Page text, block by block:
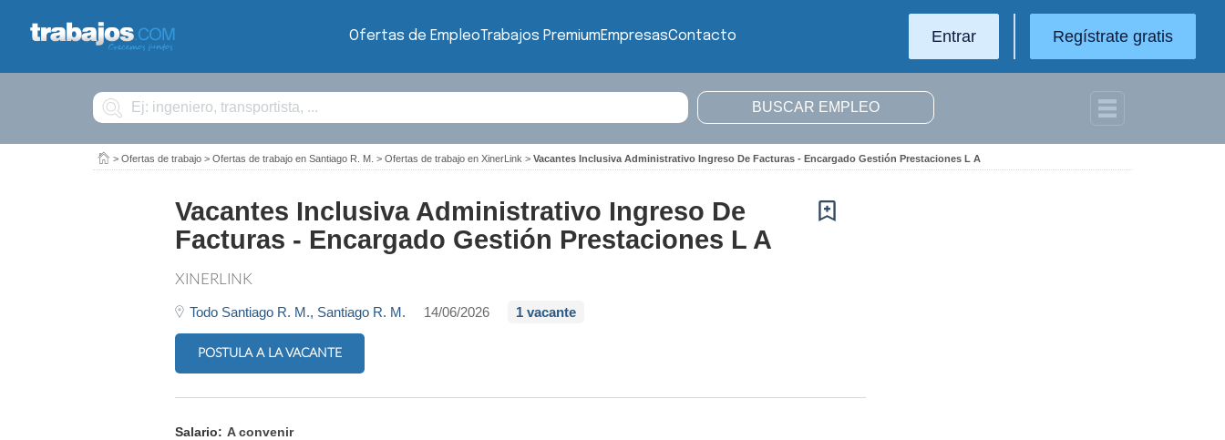
Ofertas de EmpleoTrabajos PremiumEmpresasContacto Entrar Regístrate gratis
Buscar
> Ofertas de trabajo > Ofertas de trabajo en Santiago R. M. > Ofertas de trabajo en XinerLink > Vacantes Inclusiva Administrativo Ingreso De Facturas - Encargado Gestión Prestaciones L A
Vacantes Inclusiva Administrativo Ingreso De
Facturas - Encargado Gestión Prestaciones L A
XINERLINK
Todo Santiago R. M., Santiago R. M. 14/06/2026 1 vacante
POSTULA A LA VACANTE
Salario: A convenir